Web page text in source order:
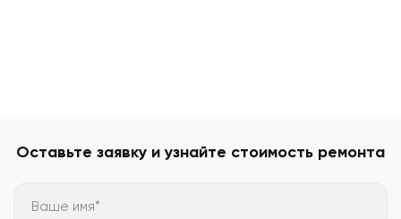
Оставьте заявку и узнайте стоимость ремонта
Ваше имя*